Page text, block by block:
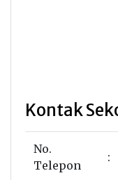
Kontak
No.
Telepon
: